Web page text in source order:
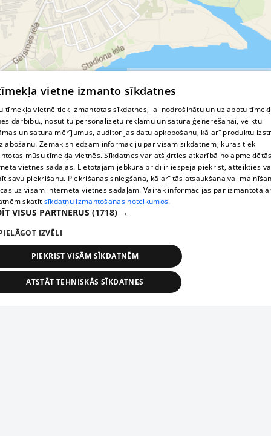
© MapTiler© OpenStreetMap contributors
vietne izmanto sīkdatnes
tīmekļa vietnē tiek izmantotas sīkdatnes, lai nodrošinātu un uzlabotu
darbību., nosūtītu personalizētu reklāmu un satura ģenerēšanai, veiktu
un satura mērījumus, auditorijas datu apkopošanu, kā arī produktu
Zemāk sniedzam informāciju par visām sīkdatnēm, kuras tiek
mūsu tīmekļa vietnēs. Sīkdatnes var atšķirties atkarībā no
vietnes sadaļas. Lietotājam jebkurā brīdī ir iespēja piekrist, atteikties
savu piekrišanu. Piekrišanas sniegšana, kā arī tās atsaukšana vai
uz visām interneta vietnes sadaļām. Vairāk informācijas par
skatīt sīkdatņu izmantošanas noteikumos.
VISUS PARTNERUS (1718) →
IZVĒLI
PIEKRIST VISĀM SĪKDATNĒM
ATSTĀT TEHNISKĀS SĪKDATNES